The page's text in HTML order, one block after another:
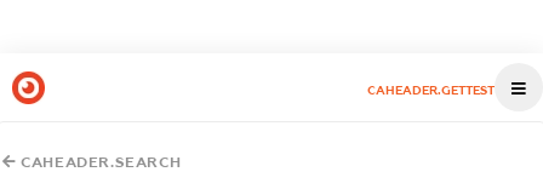
CAHEADER.GETTEST
CAHEADER.SEARCH